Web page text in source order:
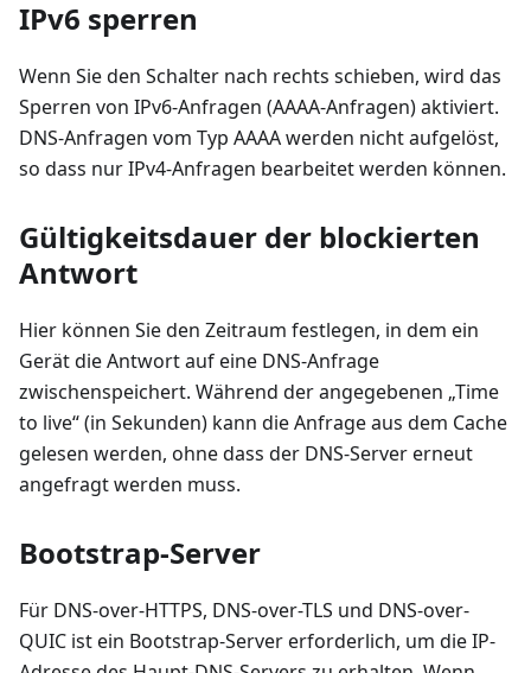
IPv6 sperren
Wenn Sie den Schalter nach rechts schieben, wird das
Sperren von IPv6-Anfragen (AAAA-Anfragen) aktiviert.
DNS-Anfragen vom Typ AAAA werden nicht aufgelöst,
so dass nur IPv4-Anfragen bearbeitet werden können.
Gültigkeitsdauer der blockierten
Antwort
Hier können Sie den Zeitraum festlegen, in dem ein
Gerät die Antwort auf eine DNS-Anfrage
zwischenspeichert. Während der angegebenen „Time
to live“ (in Sekunden) kann die Anfrage aus dem Cache
gelesen werden, ohne dass der DNS-Server erneut
angefragt werden muss.
Bootstrap-Server
Für DNS-over-HTTPS, DNS-over-TLS und DNS-over-
QUIC ist ein Bootstrap-Server erforderlich, um die IP-